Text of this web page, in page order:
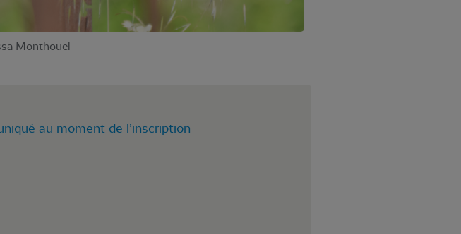
Monthouel
au moment de l’inscription